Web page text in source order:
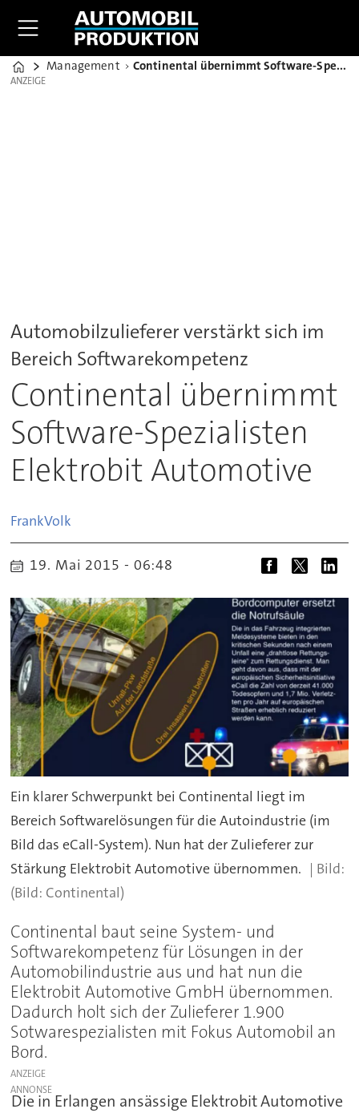
Home
Management Continental übernimmt Software-Spezialisten Elektrobit Automotive
ANZEIGE
ANZEIGE
Automobilzulieferer verstärkt sich im
Bereich Softwarekompetenz
Continental übernimmt
Software-Spezialisten
Elektrobit Automotive
FrankVolk
19. Mai 2015 - 06:48
Ein klarer Schwerpunkt bei Continental liegt im
Bereich Softwarelösungen für die Autoindustrie (im
Bild das eCall-System). Nun hat der Zulieferer zur
Stärkung Elektrobit Automotive übernommen.
(Bild: Continental)
Continental baut seine System- und
Softwarekompetenz für Lösungen in der
Automobilindustrie aus und hat nun die
Elektrobit Automotive GmbH übernommen.
Dadurch holt sich der Zulieferer 1.900
Sotwarespezialisten mit Fokus Automobil an
Bord.
ANZEIGE
Die in Erlangen ansässige Elektrobit Automotive